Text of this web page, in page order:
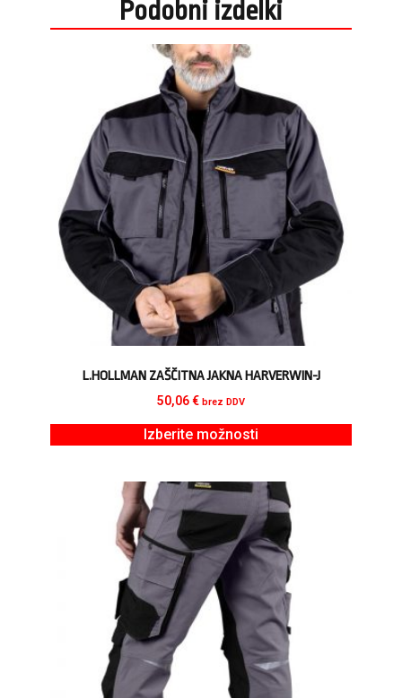
Podobni izdelki
L.HOLLMAN ZAŠČITNA JAKNA HARVERWIN-J
50,06€ brez DDV
Izberite možnosti